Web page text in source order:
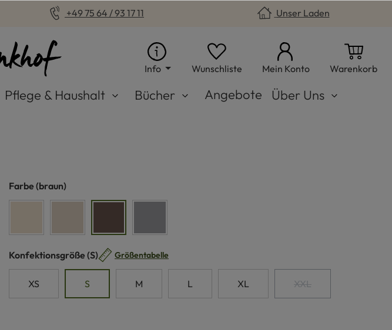
+49 75 64 / 93 17 11 Unser Laden
Info Wunschliste Du hast 0 Produkte auf dem
Mein Konto Warenkorb
Pflege & Haushalt Bücher Angebote Über Uns
Farbe auswählen
(braun)
Konfektionsgröße auswählen
(S) Größentabelle
XS S M L XL XXL
(Diese Option ist